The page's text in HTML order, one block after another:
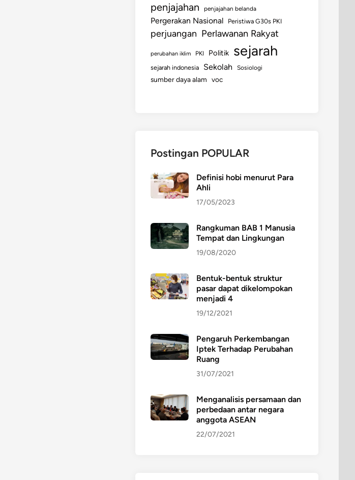
penjajahan penjajahan belanda
Pergerakan Nasional Peristiwa G30s PKI
perjuangan Perlawanan Rakyat
perubahan iklim PKI Politik sejarah
sejarah indonesia Sekolah Sosiologi
sumber daya alam voc
Postingan POPULAR
Definisi hobi menurut Para
Ahli
17/05/2023
Rangkuman BAB 1 Manusia
Tempat dan Lingkungan
19/08/2020
Bentuk-bentuk struktur
pasar dapat dikelompokan
menjadi 4
19/12/2021
Pengaruh Perkembangan
Iptek Terhadap Perubahan
Ruang
31/07/2021
Menganalisis persamaan dan
perbedaan antar negara
anggota ASEAN
22/07/2021